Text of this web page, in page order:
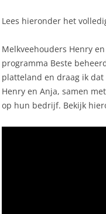
Lees hieronder het
Melkveehouders Henry
programma Beste
platteland en draag ik dat
Henry en Anja, samen
op hun bedrijf. Bekijk